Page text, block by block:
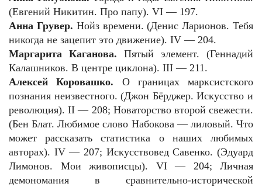
(Евгений Никитин. Про папу). VI — 197.
Анна Грувер. Нойз времени. (Денис Ларионов. Тебя
никогда не зацепит это движение). IV — 204.
Маргарита Каганова. Пятый элемент. (Геннадий
Калашников. В центре циклона). III — 211.
Алексей Коровашко.
О границах марксистского
познания неизвестного. (Джон Бёрджер. Искусство и
революция). II — 208; Новаторство второй свежести.
(Бен Блат. Любимое слово Набокова — лиловый. Что
может рассказать статистика о наших любимых
авторах). IV — 207; Искусствовед Савенко. (Эдуард
Лимонов. Мои живописцы). VI — 204; Личная
демономания в сравнительно-исторической